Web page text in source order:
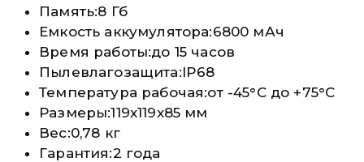
Память:8 Гб
Емкость аккумулятора:6800 мАч
Время работы:до 15 часов
Пылевлагозащита:IP68
Температура рабочая:от -45°C до +75°C
Размеры:119x119x85 мм
Вес:0,78 кг
Гарантия:2 года